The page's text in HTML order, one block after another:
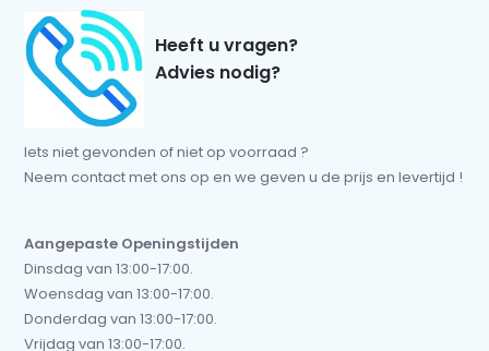
Heeft u vragen?
Advies nodig?
Iets niet gevonden of niet op voorraad ?
Neem contact met ons op en we geven u de prijs en levertijd !
Aangepaste Openingstijden
Dinsdag van 13:00-17:00.
Woensdag van 13:00-17:00.
Donderdag van 13:00-17:00.
Vrijdag van 13:00-17:00.